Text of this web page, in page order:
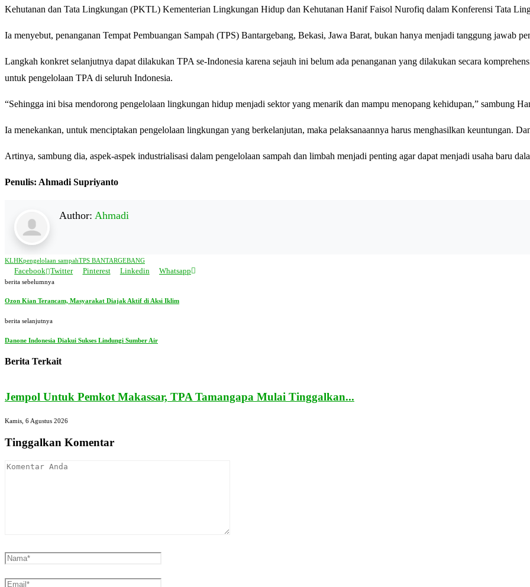
Kehutanan dan Tata Lingkungan (PKTL) Kementerian Lingkungan Hidup dan Kehutanan Hanif Faisol Nurofiq dalam Konferensi Tata
Ia menyebut, penanganan Tempat Pembuangan Sampah (TPS) Bantargebang, Bekasi, Jawa Barat, bukan hanya menjadi tanggung jawab
Langkah konkret selanjutnya dapat dilakukan TPA se-Indonesia karena sejauh ini belum ada penanganan yang dilakukan secara
untuk pengelolaan TPA di seluruh Indonesia.
“Sehingga ini bisa mendorong pengelolaan lingkungan hidup menjadi sektor yang menarik dan mampu menopang kehidupan,” sambung
Ia menekankan, untuk menciptakan pengelolaan lingkungan yang berkelanjutan, maka pelaksanaannya harus menghasilkan keuntungan.
Artinya, sambung dia, aspek-aspek industrialisasi dalam pengelolaan sampah dan limbah menjadi penting agar dapat menjadi usaha baru
Penulis: Ahmadi Supriyanto
Author: Ahmadi
KLHKpengelolaan sampahTPS BANTARGEBANG
Facebook Twitter Pinterest Linkedin Whatsapp
berita sebelumnya
Ozon Kian Terancam, Masyarakat Diajak Aktif di Aksi Iklim
berita selanjutnya
Danone Indonesia Diakui Sukses Lindungi Sumber Air
Berita Terkait
Jempol Untuk Pemkot Makassar, TPA Tamangapa Mulai Tinggalkan...
Kamis, 6 Agustus 2026
Tinggalkan Komentar